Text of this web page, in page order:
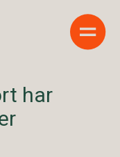
Show
har